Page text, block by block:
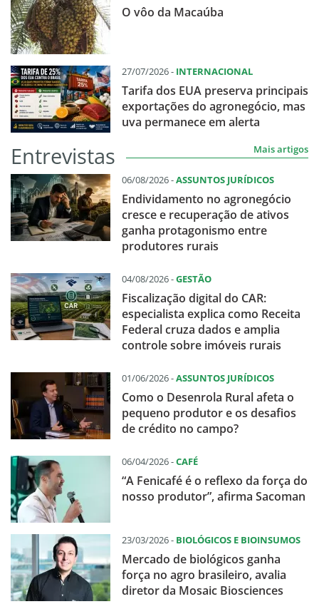
O vôo da Macaúba
27/07/2026 - INTERNACIONAL
Tarifa dos EUA preserva principais
exportações do agronegócio, mas
uva permanece em alerta
Entrevistas Mais artigos
06/08/2026 -ASSUNTOS JURÍDICOS
Endividamento no agronegócio
cresce e recuperação de ativos
ganha protagonismo entre
produtores rurais
04/08/2026 -GESTÃO
Fiscalização digital do CAR:
especialista explica como Receita
Federal cruza dados e amplia
controle sobre imóveis rurais
01/06/2026 -ASSUNTOS JURÍDICOS
Como o Desenrola Rural afeta o
pequeno produtor e os desafios
de crédito no campo?
06/04/2026 -CAFÉ
“A Fenicafé é o reflexo da força do
nosso produtor”, afirma Sacoman
23/03/2026 - BIOLÓGICOS E BIOINSUMOS
Mercado de biológicos ganha
força no agro brasileiro, avalia
diretor da Mosaic Biosciences